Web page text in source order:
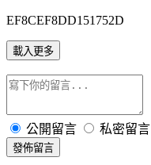
EF8CEF8DD151752D
載入更多
公開留言 私密留言
發佈留言